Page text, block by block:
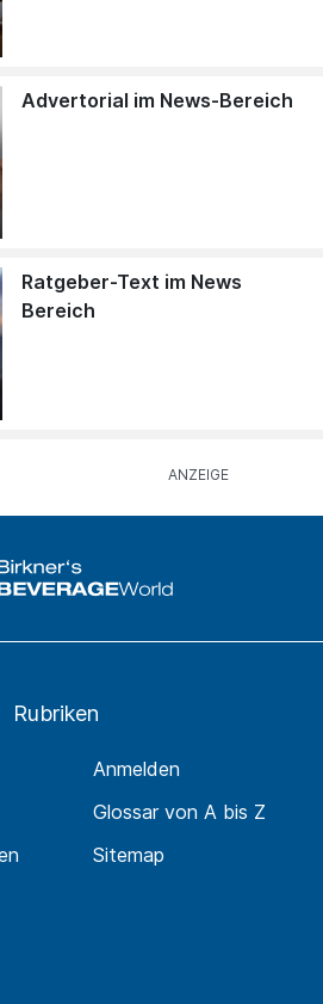
Advertorial im News-Bereich
Ratgeber-Text im News
Bereich
Rubriken
Anmelden
Glossar von A bis Z
Sitemap